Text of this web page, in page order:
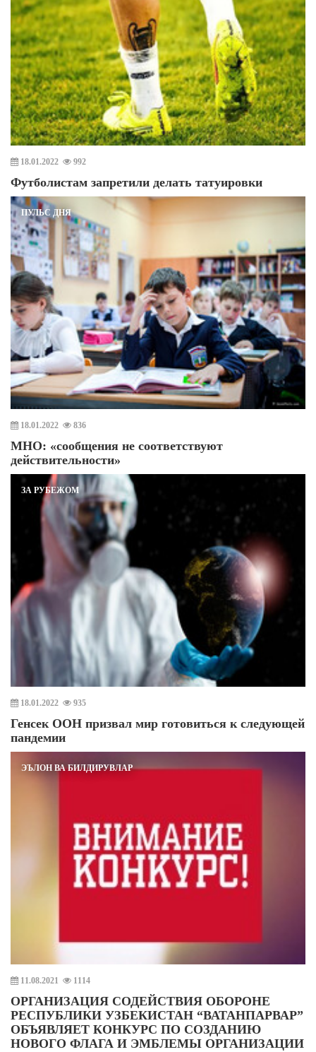
18.01.2022 992
Футболистам запретили делать татуировки
ПУЛЬС ДНЯ
18.01.2022 836
МНО: «сообщения не соответствуют
действительности»
ЗА РУБЕЖОМ
18.01.2022 935
Генсек ООН призвал мир готовиться к следующей
пандемии
ЭЪЛОН ВА БИЛДИРУВЛАР
11.08.2021 1114
ОРГАНИЗАЦИЯ СОДЕЙСТВИЯ ОБОРОНЕ
РЕСПУБЛИКИ УЗБЕКИСТАН “ВАТАНПАРВАР”
ОБЪЯВЛЯЕТ КОНКУРС ПО СОЗДАНИЮ
НОВОГО ФЛАГА И ЭМБЛЕМЫ ОРГАНИЗАЦИИ